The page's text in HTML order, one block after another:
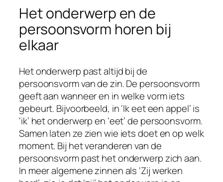
Het onderwerp en de
persoonsvorm horen bij
elkaar
Het onderwerp past altijd bij de
persoonsvorm van de zin. De persoonsvorm
geeft aan wanneer en in welke vorm iets
gebeurt. Bijvoorbeeld, in ‘Ik eet een appel’ is
‘ik’ het onderwerp en ‘eet’ de persoonsvorm.
Samen laten ze zien wie iets doet en op welk
moment. Bij het veranderen van de
persoonsvorm past het onderwerp zich aan.
In meer algemene zinnen als ‘Zij werken